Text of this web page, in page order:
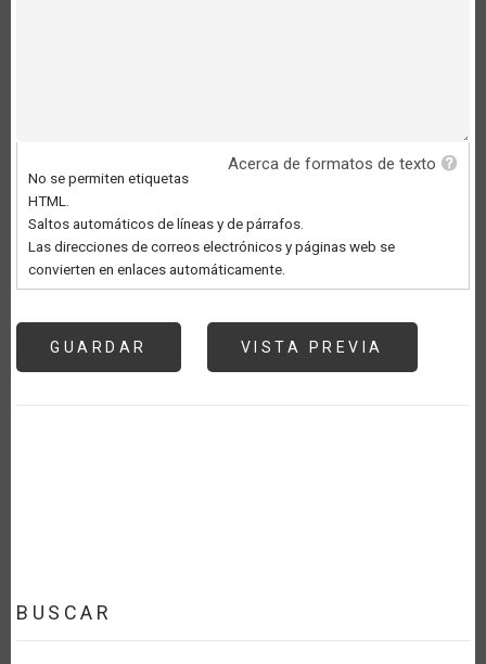
Acerca de formatos de texto
No se permiten etiquetas
HTML.
Saltos automáticos de líneas y de párrafos.
Las direcciones de correos electrónicos y páginas web se
convierten en enlaces automáticamente.
BUSCAR